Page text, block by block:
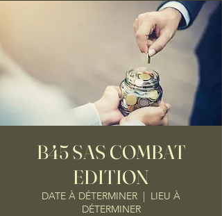
B45 SAS COMBAT
EDITION
DATE À DÉTERMINER
  |
LIEU À
DÉTERMINER